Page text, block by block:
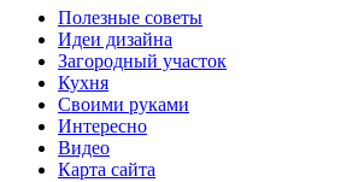
Полезные советы
Идеи дизайна
Загородный участок
Кухня
Своими руками
Интересно
Видео
Карта сайта